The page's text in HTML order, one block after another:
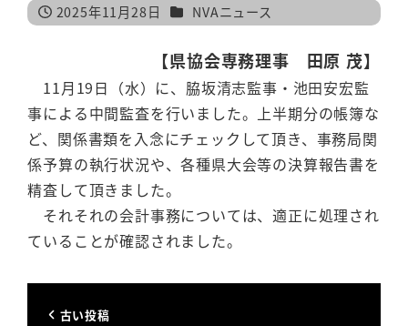
投稿日
2025年11月28日 カテゴリー
NVAニュース
【県協会専務理事 田原 茂】
11月19日（水）に、脇坂清志監事・池田安宏監
事による中間監査を行いました。上半期分の帳簿な
ど、関係書類を入念にチェックして頂き、事務局関
係予算の執行状況や、各種県大会等の決算報告書を
精査して頂きました。
それそれの会計事務については、適正に処理され
ていることが確認されました。
古い投稿